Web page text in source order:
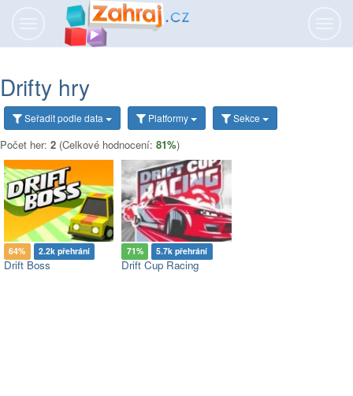
Drifty hry
Seřaditpodle data Platformy Sekce
Počet her: 2 (Celkové hodnocení: 81%)
64% 2.2k přehrání
Drift Boss
71% 5.7k přehrání
Drift Cup Racing